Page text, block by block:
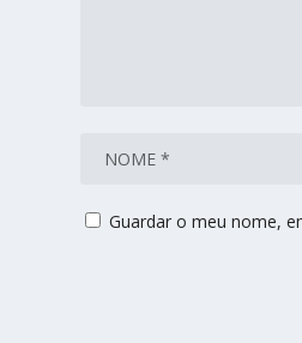
Guardar o meu nome,